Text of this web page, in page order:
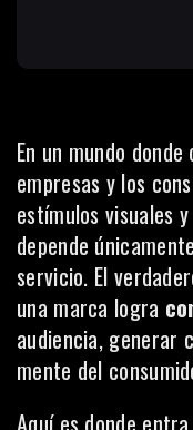
En un mundo
empresas y los
estímulos visuales
depende
servicio. El
una marca logra
audiencia, generar
mente del
Aquí es donde